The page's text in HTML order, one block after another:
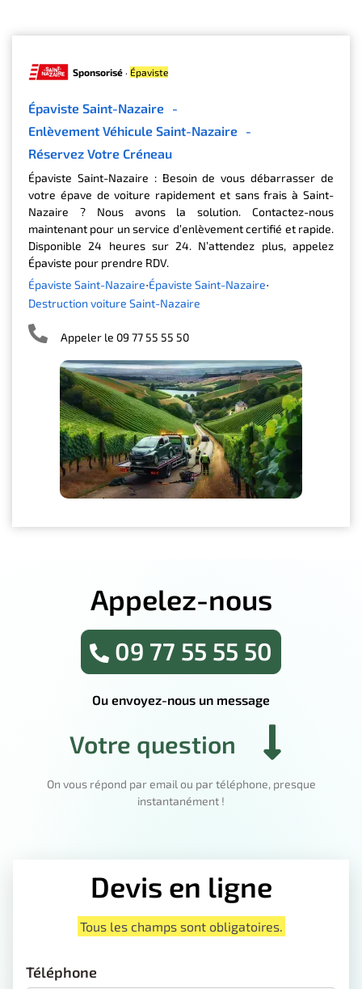
Sponsorisé · Épaviste
Épaviste Saint-Nazaire -
Enlèvement Véhicule Saint-Nazaire -
Réservez Votre Créneau
Épaviste Saint-Nazaire : Besoin de vous débarrasser de
votre épave de voiture rapidement et sans frais à Saint-
Nazaire ? Nous avons la solution. Contactez-nous
maintenant pour un service d’enlèvement certifié et rapide.
Disponible 24 heures sur 24. N’attendez plus, appelez
Épaviste pour prendre RDV.
Épaviste Saint-Nazaire
Épaviste Saint-Nazaire
Destruction voiture Saint-Nazaire
Appeler le 09 77 55 55 50
Appelez-nous
09 77 55 55 50
Ou envoyez-nous un message
Votre question
On vous répond par email ou par téléphone, presque
instantanément !
Devis en ligne
Tous les champs sont obligatoires.
Téléphone